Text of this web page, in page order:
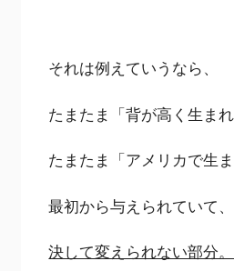
それは例えていうなら、
たまたま「背が高く生ま
たまたま「アメリカで生
最初から与えられていて、
決して変えられない部分。